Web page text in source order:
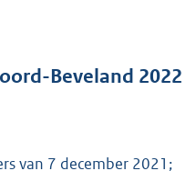
d
o
Beveland 2022
van 7 december 2021;